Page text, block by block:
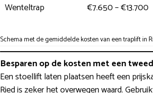
Wenteltrap
€7.650 – €13.700
Schema met de gemiddelde kosten van een traplift in
Besparen op de kosten met een
Een stoellift laten plaatsen heeft een